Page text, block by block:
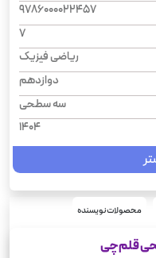
9786000022457
7
ریاضی فیزیک
دوازدهم
سه سطحی
1404
محصولات نویسنده
قلم‌چی